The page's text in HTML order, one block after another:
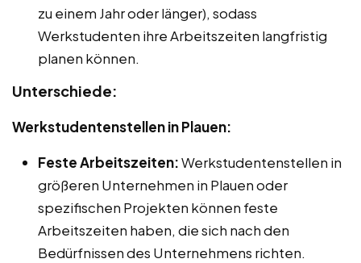
zu einem Jahr oder länger), sodass
Werkstudenten ihre Arbeitszeiten langfristig
planen können.
Unterschiede:
Werkstudentenstellen in Plauen:
Feste Arbeitszeiten:Werkstudentenstellen in
größeren Unternehmen in Plauen oder
spezifischen Projekten können feste
Arbeitszeiten haben, die sich nach den
Bedürfnissen des Unternehmens richten.